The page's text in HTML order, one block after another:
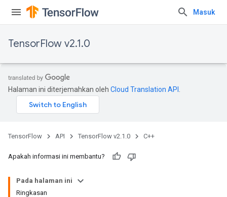
Masuk
TensorFlow v2.1.0
Halaman ini diterjemahkan oleh Cloud Translation API
TensorFlow API TensorFlow v2.1.0 C++
Apakah informasi ini membantu?
Pada halaman ini
Ringkasan